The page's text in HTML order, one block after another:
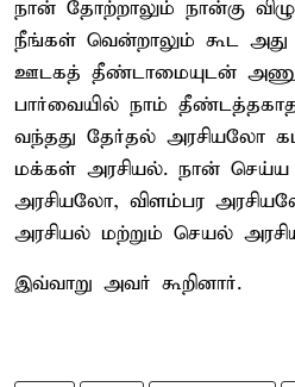
நான் தோற்றாலும் நான்கு
நீங்கள் வென்றாலும் கூட அது
ஊடகத் தீண்டாமையுடன்
பார்வையில் நாம்
வந்தது தேர்தல் அரசியலோ
மக்கள் அரசியல். நான் செய்ய
அரசியலோ, விளம்பர
அரசியல் மற்றும் செயல்
இவ்வாறு அவர் கூறினார்.